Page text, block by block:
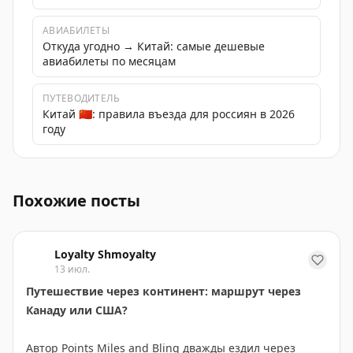
АВИАБИЛЕТЫ
Откуда угодно → Китай: самые дешевые
авиабилеты по месяцам
ПУТЕВОДИТЕЛЬ
Китай 🇨🇳: правила въезда для россиян в 2026
году
Похожие посты
Loyalty Shmoyalty
13 июл.
Путешествие через континент: маршрут через
Канаду или США?
Автор Points Miles and Bling дважды ездил через